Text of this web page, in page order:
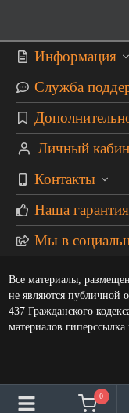
0
Информация
Служба
Личный
Контакты
Наша гарантия
Мы в
Все материалы,
не являются публичной
437 Гражданского
материалов